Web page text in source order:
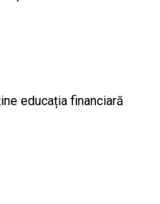
educația financiară